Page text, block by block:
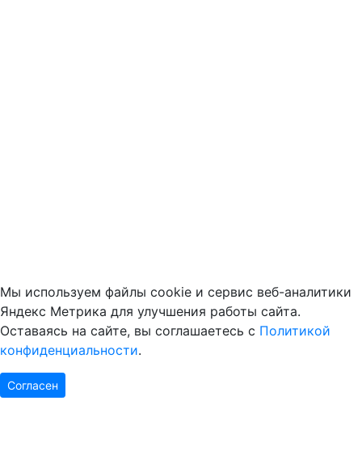
Мы используем файлы cookie и сервис веб-аналитики
Яндекс Метрика для улучшения работы сайта.
Оставаясь на сайте, вы соглашаетесь с Политикой
конфиденциальности.
Согласен